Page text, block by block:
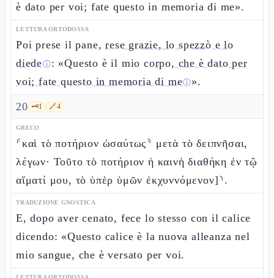
è dato per voi; fate questo in memoria di me».
LETTURA ORTODOSSA
Poi prese il pane,rese grazie, lo spezzò e lo
diedeⓘ: «Questo è il miocorpo, che è dato per
voi; fate questo in memoria di meⓘ».
20 🗝️1 🔗4
GRECO
⸄καὶ τὸ ποτήριον ὡσαύτως⸅ μετὰ τὸ δειπνῆσαι,
λέγων· Τοῦτο τὸ ποτήριον ἡ καινὴ διαθήκη ἐν τῷ
αἵματί μου, τὸ ὑπὲρ ὑμῶν ἐκχυννόμενον]⸃.
TRADUZIONE GNOSTICA
E, dopo aver cenato, fece lo stesso con il calice
dicendo: «Questo calice è la nuova alleanza nel
mio sangue, che è versato per voi.